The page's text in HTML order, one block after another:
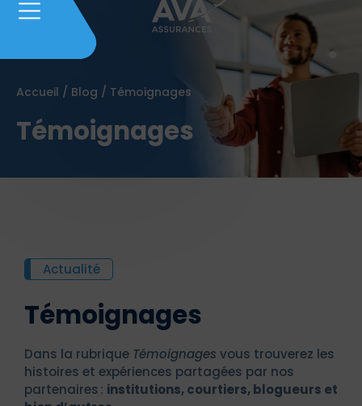
Accueil / Blog / Témoignages
Témoignages
Actualité
Témoignages
Dans la rubrique Témoignages vous trouverez les
histoires et expériences partagées par nos
partenaires : institutions, courtiers, blogueurs et